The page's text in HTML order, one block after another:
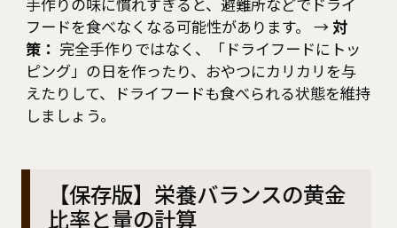
フードを食べなくなる可能性があります。 → 対
策： 完全手作りではなく、「ドライフードにトッ
ピング」の日を作ったり、おやつにカリカリを与
えたりして、ドライフードも食べられる状態を維持
しましょう。
【保存版】栄養バランスの黄金
比率と量の計算